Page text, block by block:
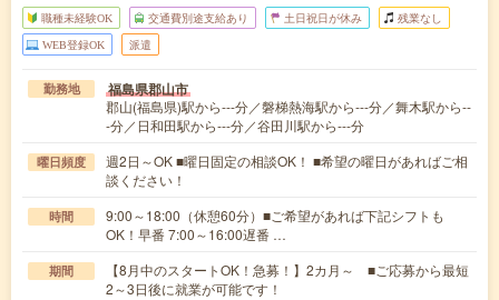
職種未経験OK 交通費別途支給あり 土日祝日が休み 残業なし
WEB登録OK 派遣
勤務地 福島県郡山市
郡山(福島県)駅から---分／磐梯熱海駅から---分／舞木駅から--
-分／日和田駅から---分／谷田川駅から---分
曜日頻度
週2日～OK ■曜日固定の相談OK！ ■希望の曜日があればご相
談ください！
時間
9:00～18:00（休憩60分）■ご希望があれば下記シフトも
OK！早番 7:00～16:00遅番 …
期間
【8月中のスタートOK！急募！】2カ月～ ■ご応募から最短
2～3日後に就業が可能です！